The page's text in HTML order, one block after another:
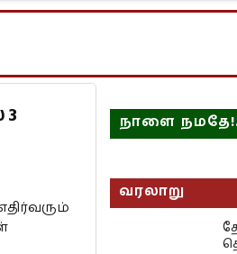
நாளை
வரலாறு